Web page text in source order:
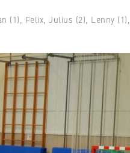
(1), Felix, Julius (2), Lenny (1),